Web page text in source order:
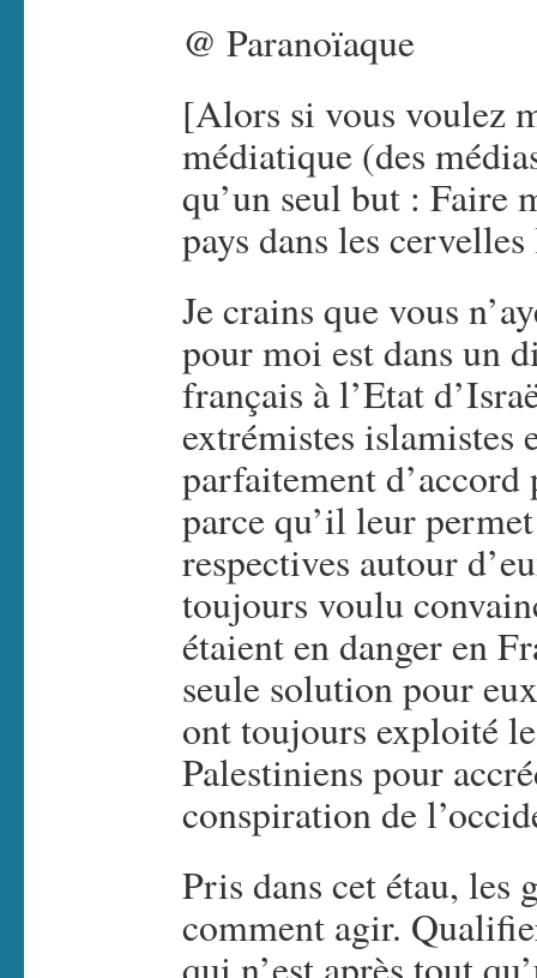
@ Paranoïaque
[Alors si vous voulez
médiatique (des
qu’un seul but : Faire
pays dans les
Je crains que vous
pour moi est dans un
français à l’Etat
extrémistes islamistes
parfaitement
parce qu’il leur
respectives autour
toujours voulu
étaient en danger en
seule solution pour
ont toujours exploité
Palestiniens pour
conspiration de
Pris dans cet étau, les
comment agir.